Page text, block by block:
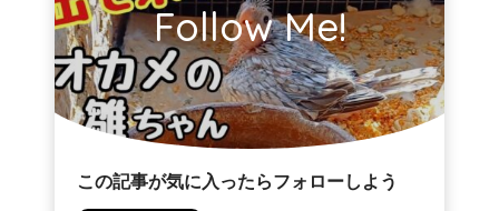
Follow Me!
この記事が気に入ったらフォローしよう